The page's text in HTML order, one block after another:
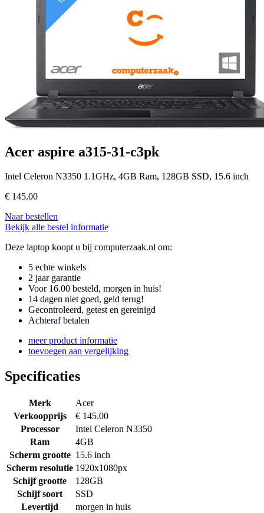
Acer aspire a315-31-c3pk
Intel Celeron N3350 1.1GHz, 4GB Ram, 128GB SSD, 15.6 inch
€ 145.00
Naar bestellen
Bekijk alle bestel informatie
Deze laptop koopt u bij computerzaak.nl om:
5 echte winkels
2 jaar garantie
Voor 16.00 besteld, morgen in huis!
14 dagen niet goed, geld terug!
Gecontroleerd, getest en gereinigd
Achteraf betalen
meer product informatie
toevoegen aan vergelijking
Specificaties
Merk
Acer
Verkoopprijs
€ 145.00
Processor
Intel Celeron N3350
Ram
4GB
Scherm grootte 15.6 inch
Scherm resolutie 1920x1080px
Schijf grootte
128GB
Schijf soort
SSD
Levertijd
morgen in huis